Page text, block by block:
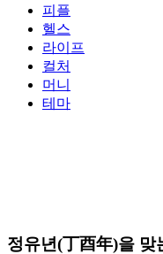
피플
헬스
라이프
컬처
머니
테마
정유년(丁酉年)을 맞